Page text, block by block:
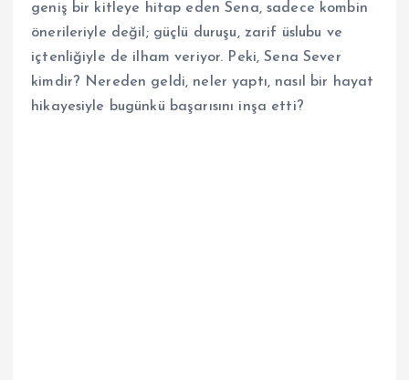
geniş bir kitleye hitap eden Sena, sadece kombin
önerileriyle değil; güçlü duruşu, zarif üslubu ve
içtenliğiyle de ilham veriyor. Peki, Sena Sever
kimdir? Nereden geldi, neler yaptı, nasıl bir hayat
hikayesiyle bugünkü başarısını inşa etti?